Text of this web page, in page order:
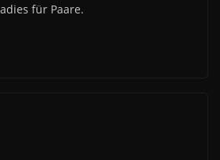
für Paare.